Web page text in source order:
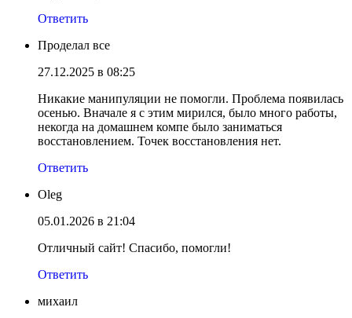
Ответить
Проделал все
27.12.2025 в 08:25
Никакие манипуляции не помогли. Проблема появилась
осенью. Вначале я с этим мирился, было много работы,
некогда на домашнем компе было заниматься
восстановлением. Точек восстановления нет.
Ответить
Oleg
05.01.2026 в 21:04
Отличный сайт! Спасибо, помогли!
Ответить
михаил